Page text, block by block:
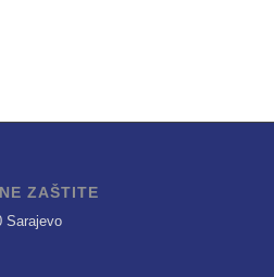
ZAŠTITE
Sarajevo